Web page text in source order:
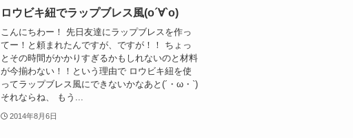
ロウビキ紐でラップブレス風(о´∀`о)
こんにちわー！ 先日友達にラップブレスを作っ
てー！と頼まれたんですが、ですが！！ ちょっ
とその時間がかかりすぎるかもしれないのと材料
が今揃わない！！という理由で ロウビキ紐を使
ってラップブレス風にできないかなあと(´・ω・`)
それならね、 もう...
2014年8月6日